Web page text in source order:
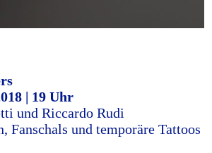
| 19 Uhr
und Riccardo Rudi
Fanschals und temporäre Tattoos